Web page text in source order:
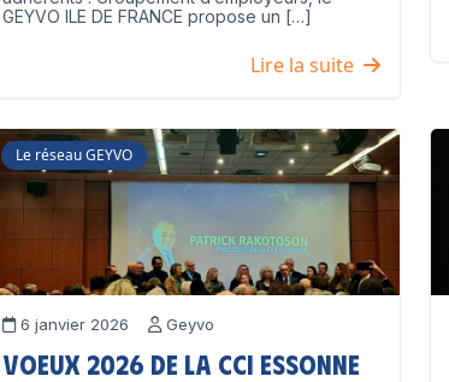
GEYVO ILE DE FRANCE propose un […]
Lire la suite
Le réseau GEYVO
6 janvier 2026 Geyvo
Voeux 2026 de la CCI Essonne